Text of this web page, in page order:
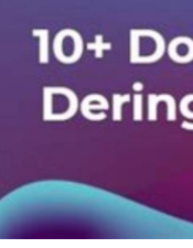
Cara
Bitcoin
Pp Wa
Cara
Simpan